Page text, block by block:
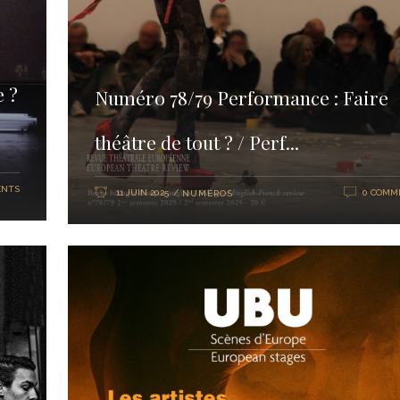
?
Numéro 78/79 Performance : Faire
théâtre de tout ? / Perf...
11 JUIN 2025 NUMÉROS 0